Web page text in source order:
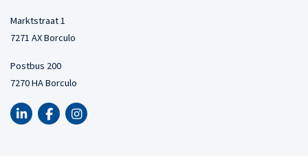
Marktstraat 1
7271 AX Borculo
Postbus 200
7270 HA Borculo
LinkedIn van Gemeente Berkelland, opent in nieuw tabblad
Facebook van Gemeente Berkelland, opent in nieuw